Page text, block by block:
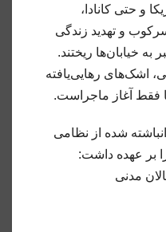
و حتی کانادا،
و تهدید زندگی
به خیابان‌ها ریختند.
اشک‌های رهایی‌یافته
فقط آغاز ماجراست.
شده از نظامی
بر عهده داشت:
مدنی